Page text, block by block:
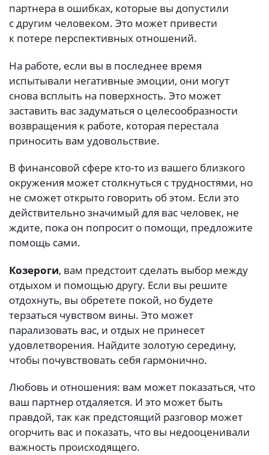
партнера в ошибках, которые вы допустили
с другим человеком. Это может привести
к потере перспективных отношений.
На работе, если вы в последнее время
испытывали негативные эмоции, они могут
снова всплыть на поверхность. Это может
заставить вас задуматься о целесообразности
возвращения к работе, которая перестала
приносить вам удовольствие.
В финансовой сфере кто-то из вашего близкого
окружения может столкнуться с трудностями, но
не сможет открыто говорить об этом. Если это
действительно значимый для вас человек, не
ждите, пока он попросит о помощи, предложите
помощь сами.
Козероги, вам предстоит сделать выбор между
отдыхом и помощью другу. Если вы решите
отдохнуть, вы обретете покой, но будете
терзаться чувством вины. Это может
парализовать вас, и отдых не принесет
удовлетворения. Найдите золотую середину,
чтобы почувствовать себя гармонично.
Любовь и отношения: вам может показаться, что
ваш партнер отдаляется. И это может быть
правдой, так как предстоящий разговор может
огорчить вас и показать, что вы недооценивали
важность происходящего.